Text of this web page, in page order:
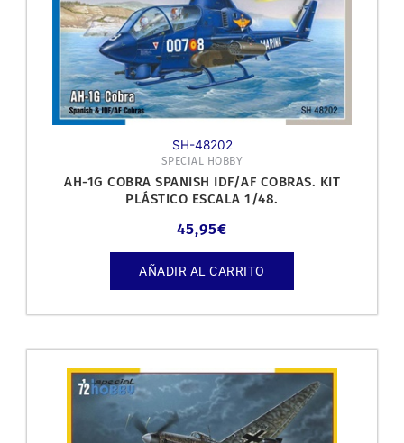
SH-48202
SPECIAL HOBBY
AH-1G COBRA SPANISH IDF/AF COBRAS. KIT
PLÁSTICO ESCALA 1/48.
45,95€
AÑADIR AL CARRITO